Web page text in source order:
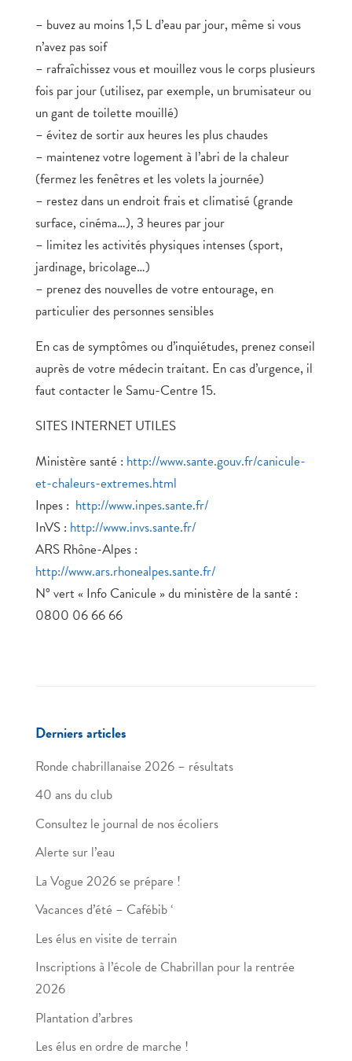
– buvez au moins 1,5 L d’eau par jour, même si vous
n’avez pas soif
– rafraîchissez vous et mouillez vous le corps plusieurs
fois par jour (utilisez, par exemple, un brumisateur ou
un gant de toilette mouillé)
– évitez de sortir aux heures les plus chaudes
– maintenez votre logement à l’abri de la chaleur
(fermez les fenêtres et les volets la journée)
– restez dans un endroit frais et climatisé (grande
surface, cinéma…), 3 heures par jour
– limitez les activités physiques intenses (sport,
jardinage, bricolage…)
– prenez des nouvelles de votre entourage, en
particulier des personnes sensibles
En cas de symptômes ou d’inquiétudes, prenez conseil
auprès de votre médecin traitant. En cas d’urgence, il
faut contacter le Samu-Centre 15.
SITES INTERNET UTILES
Ministère santé : http://www.sante.gouv.fr/canicule-
et-chaleurs-extremes.html
Inpes : http://www.inpes.sante.fr/
InVS : http://www.invs.sante.fr/
ARS Rhône-Alpes :
http://www.ars.rhonealpes.sante.fr/
N° vert « Info Canicule » du ministère de la santé :
0800 06 66 66
Derniers articles
Ronde chabrillanaise 2026 – résultats
40 ans du club
Consultez le journal de nos écoliers
Alerte sur l’eau
La Vogue 2026 se prépare !
Vacances d’été – Cafébib ‘
Les élus en visite de terrain
Inscriptions à l’école de Chabrillan pour la rentrée
2026
Plantation d’arbres
Les élus en ordre de marche !